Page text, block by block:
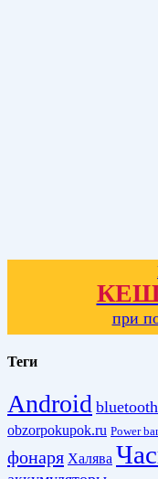
при
Теги
Android bluetooth
obzorpokupok.ru Power
фонаря Халява